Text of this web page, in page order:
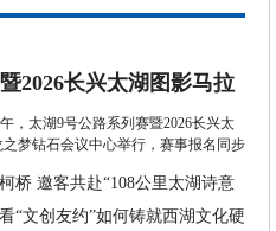
2026长兴太湖图影马拉
报名
，太湖9号公路系列赛暨2026长兴太
梦钻石会议中心举行，赛事报名同步
桥 邀客共赴“108公里太湖诗意
“文创友约”如何铸就西湖文化硬